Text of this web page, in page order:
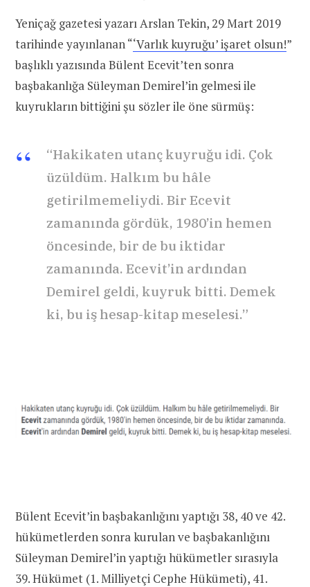
Yeniçağ gazetesi yazarı Arslan Tekin, 29 Mart 2019
tarihinde yayınlanan “‘Varlık kuyruğu’ işaret olsun!”
başlıklı yazısında Bülent Ecevit’ten sonra
başbakanlığa Süleyman Demirel’in gelmesi ile
kuyrukların bittiğini şu sözler ile öne sürmüş:
“Hakikaten utanç kuyruğu idi. Çok
üzüldüm. Halkım bu hâle
getirilmemeliydi. Bir Ecevit
zamanında gördük, 1980’in hemen
öncesinde, bir de bu iktidar
zamanında. Ecevit’in ardından
Demirel geldi, kuyruk bitti. Demek
ki, bu iş hesap-kitap meselesi.”
Bülent Ecevit’in başbakanlığını yaptığı 38, 40 ve 42.
hükümetlerden sonra kurulan ve başbakanlığını
Süleyman Demirel’in yaptığı hükümetler sırasıyla
39. Hükümet (1. Milliyetçi Cephe Hükümeti), 41.